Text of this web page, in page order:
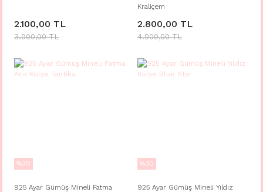
2.100,00 TL
3.000,00 TL
Kraliçem
2.800,00 TL
4.000,00 TL
%30
925 Ayar Gümüş Mineli Fatma
%30
925 Ayar Gümüş Mineli Yıldız